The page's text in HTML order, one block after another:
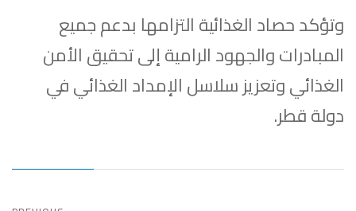
وتؤكد حصاد الغذائية التزامها بدعم جميع
المبادرات والجهود الرامية إلى تحقيق الأمن
الغذائي وتعزيز سلاسل الإمداد الغذائي في
دولة قطر.